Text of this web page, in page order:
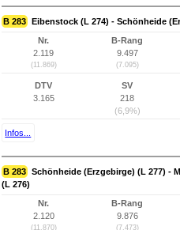
B 283 Eibenstock (L 274) - Schönheide
Nr.
2.119
(11.869)
B-Rang
9.497
(7.095)
DTV
3.165
SV
218
(6,9%)
Infos...
B 283 Schönheide (Erzgebirge) (L 277) -
(L 276)
Nr.
2.120
(11.870)
B-Rang
9.876
(7.473)